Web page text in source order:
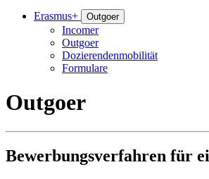
Erasmus+ Outgoer
Incomer
Outgoer
Dozierendenmobilität
Formulare
Outgoer
Bewerbungsverfahren für